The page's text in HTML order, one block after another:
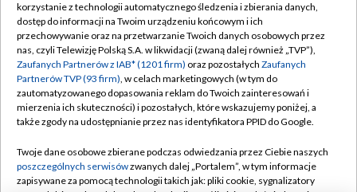
TVP
Abonament TVP
Emisja w TVP
Centrum informacji TVP
Naziemna Telewizja Cyfrowa
Rada Programowa
Regulamin TVP
Polityka prywatności
Moje zgody
Pomoc
Kontakt
korzystanie z technologii automatycznego śledzenia i zbierania danych,
dostęp do informacji na Twoim urządzeniu końcowym i ich
przechowywanie oraz na przetwarzanie Twoich danych osobowych przez
nas, czyli Telewizję Polską S.A. w likwidacji (zwaną dalej również „TVP”),
Zaufanych Partnerów z IAB* (1201 firm) oraz pozostałych Zaufanych
Partnerów TVP (93 firm), w celach marketingowych (w tym do
zautomatyzowanego dopasowania reklam do Twoich zainteresowań i
mierzenia ich skuteczności) i pozostałych, które wskazujemy poniżej, a
także zgody na udostępnianie przez nas identyfikatora PPID do Google.
Twoje dane osobowe zbierane podczas odwiedzania przez Ciebie naszych
poszczególnych serwisówzwanych dalej „Portalem”, w tym informacje
zapisywane za pomocą technologii takich jak: pliki cookie, sygnalizatory